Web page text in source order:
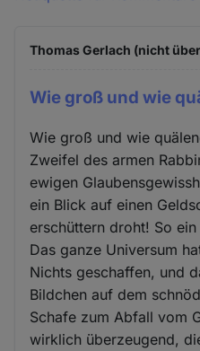
Thomas Gerlach (nicht
Wie groß und wie
Wie groß und wie
Zweifel des armen
ewigen
ein Blick auf einen
erschüttern droht! So
Das ganze Universum
Nichts geschaffen, und
Bildchen auf dem
Schafe zum Abfall vom
wirklich überzeugend,